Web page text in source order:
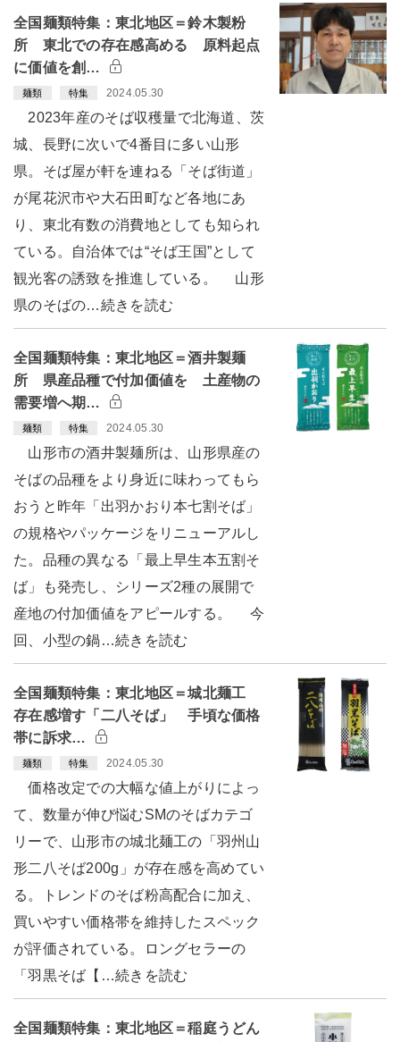
全国麺類特集：東北地区＝鈴木製粉
所 東北での存在感高める 原料起点
に価値を創…
麺類 特集 2024.05.30
2023年産のそば収穫量で北海道、茨
城、長野に次いで4番目に多い山形
県。そば屋が軒を連ねる「そば街道」
が尾花沢市や大石田町など各地にあ
り、東北有数の消費地としても知られ
ている。自治体では“そば王国”として
観光客の誘致を推進している。 山形
県のそばの…続きを読む
全国麺類特集：東北地区＝酒井製麺
所 県産品種で付加価値を 土産物の
需要増へ期…
麺類 特集 2024.05.30
山形市の酒井製麺所は、山形県産の
そばの品種をより身近に味わってもら
おうと昨年「出羽かおり本七割そば」
の規格やパッケージをリニューアルし
た。品種の異なる「最上早生本五割そ
ば」も発売し、シリーズ2種の展開で
産地の付加価値をアピールする。 今
回、小型の鍋…続きを読む
全国麺類特集：東北地区＝城北麺工
存在感増す「二八そば」 手頃な価格
帯に訴求…
麺類 特集 2024.05.30
価格改定での大幅な値上がりによっ
て、数量が伸び悩むSMのそばカテゴ
リーで、山形市の城北麺工の「羽州山
形二八そば200g」が存在感を高めてい
る。トレンドのそば粉高配合に加え、
買いやすい価格帯を維持したスペック
が評価されている。ロングセラーの
「羽黒そば【…続きを読む
全国麺類特集：東北地区＝稲庭うどん